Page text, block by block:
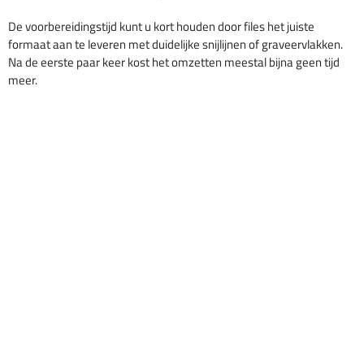
De voorbereidingstijd kunt u kort houden door files het juiste
formaat aan te leveren met duidelijke snijlijnen of graveervlakken.
Na de eerste paar keer kost het omzetten meestal bijna geen tijd
meer.